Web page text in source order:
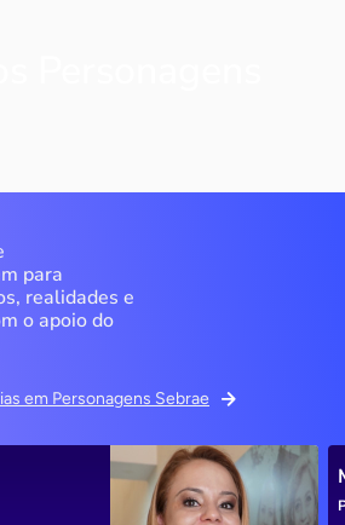
para
realidades e
o apoio do
em Personagens Sebrae